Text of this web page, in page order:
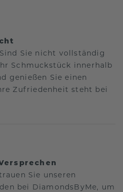
Sie nicht vollständig
Schmuckstück innerhalb
genießen Sie einen
Zufriedenheit steht bei
Sie unseren
bei DiamondsByMe, um